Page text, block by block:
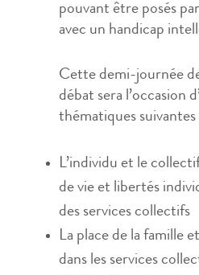
pouvant être posés
avec un handicap
Cette demi-journée
débat sera l’occasion
thématiques suivantes
L’individu et le
de vie et libertés
des services collectifs
La place de la famille
dans les services